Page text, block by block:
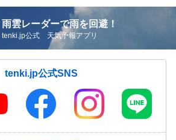
雨雲レーダーで雨を回避！
tenki.jp公式 天気予報アプリ
tenki.jp公式SNS